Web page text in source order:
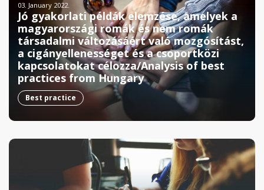
03. January 2022.
Jó gyakorlati példák elemzése, amelyek a
magyarországi romák és nem romák
társadalmi változásáért való mozgósítást,
a cigányellenességet és a csoportközi
kapcsolatokat célozza/Analysis of best
practices from Hungary
Best practice